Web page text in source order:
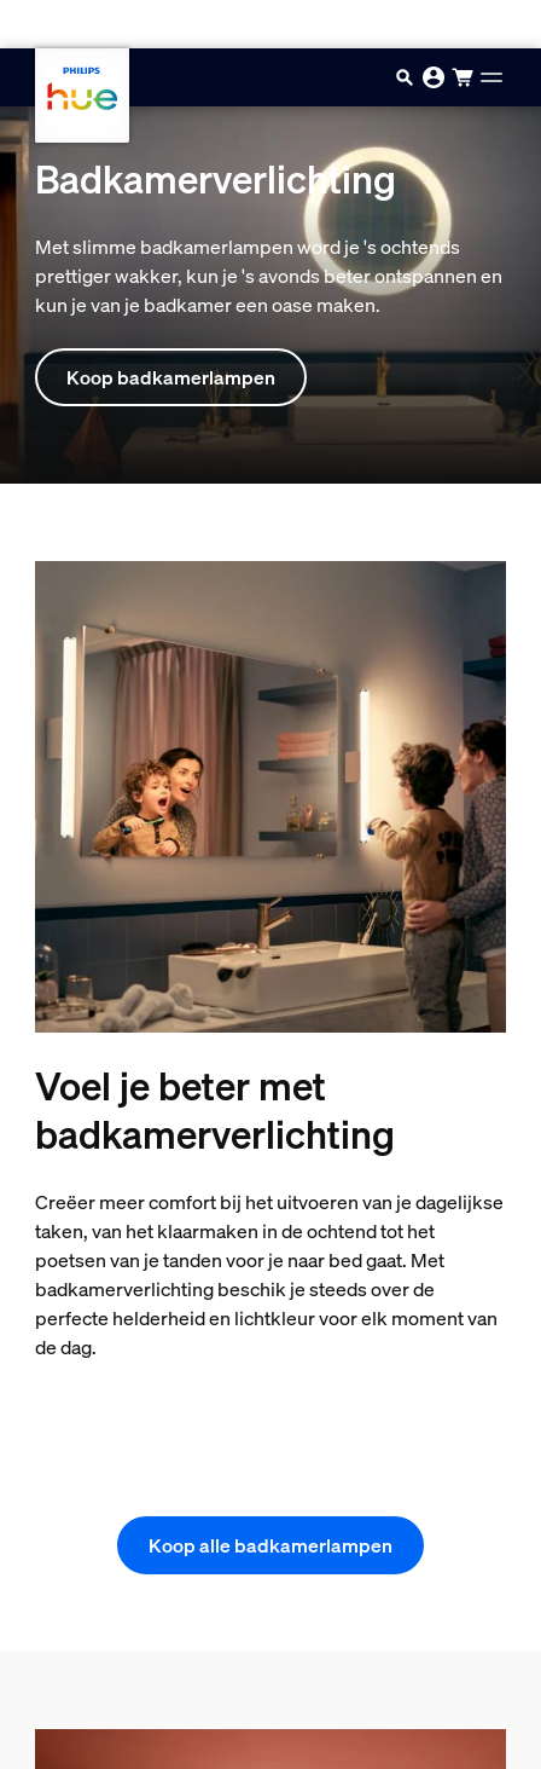
Badkamerverlichting
Met slimme badkamerlampen word je 's ochtends
prettiger wakker, kun je 's avonds beter ontspannen en
kun je van je badkamer een oase maken.
Koop badkamerlampen
Voel je beter met
badkamerverlichting
Creëer meer comfort bij het uitvoeren van je dagelijkse
taken, van het klaarmaken in de ochtend tot het
poetsen van je tanden voor je naar bed gaat. Met
badkamerverlichting beschik je steeds over de
perfecte helderheid en lichtkleur voor elk moment van
de dag.
Koop alle badkamerlampen